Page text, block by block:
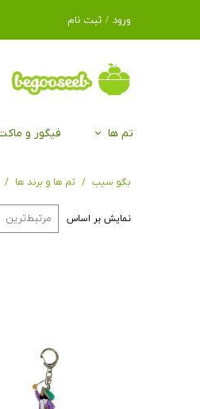
ورود / ثبت نام
حساب کاربری من
تغییر گذر واژه
خروج از حساب
تم ها فیگور و
بگو سیب تم ها و برند ها
نمایش بر اساس مرتبط‌ترین